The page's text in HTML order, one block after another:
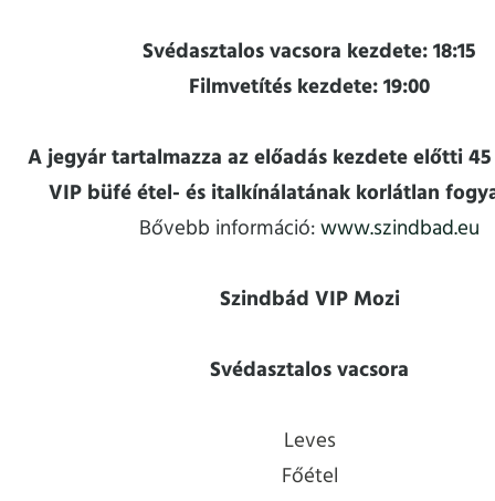
Svédasztalos vacsora kezdete: 18:15
Filmvetítés kezdete: 19:00
A jegyár tartalmazza az előadás kezdete előtti
VIP büfé étel- és italkínálatának korlátlan
Bővebb információ:www.szindbad.eu
Szindbád VIP Mozi
Svédasztalos vacsora
Leves
Főétel